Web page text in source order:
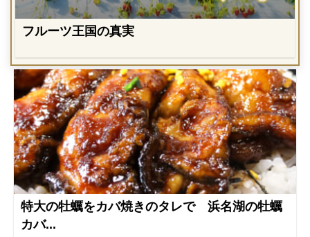
フルーツ王国の真実
特大の牡蠣をカバ焼きのタレで 浜名湖の牡蠣
カバ...